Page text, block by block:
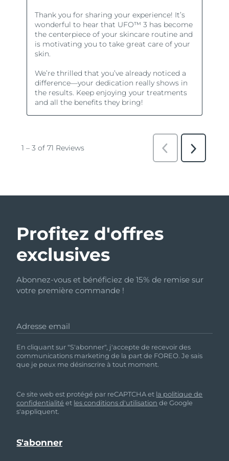
Profitez d'offres
exclusives
Abonnez-vous et bénéficiez de 15% de remise sur
votre première commande !
Adresse email
En cliquant sur "S'abonner", j'accepte de recevoir des
communications marketing de la part de FOREO. Je sais
que je peux me désinscrire à tout moment.
Ce site web est protégé par reCAPTCHA et la politique de
confidentialité et les conditions d'utilisation de Google
s'appliquent.